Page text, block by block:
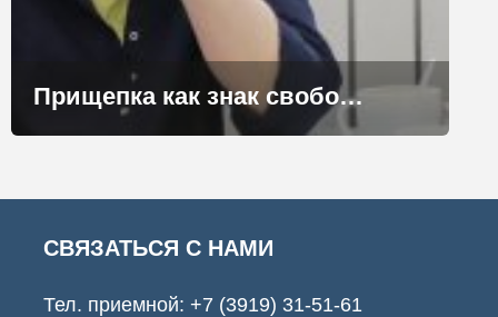
Прищепка как знак свободы
СВЯЗАТЬСЯ С НАМИ
Тел. приемной: +7 (3919) 31-51-61